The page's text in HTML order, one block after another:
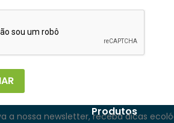
a nossa newsletter, receba dicas
Produtos